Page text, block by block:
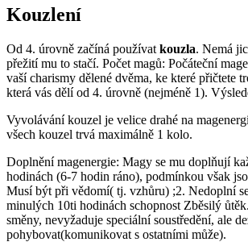
Kouzlení
Od 4. úrovně začíná používat kouzla. Nemá
přežití mu to stačí. Počet magů: Počáteční
vaší charismy dělené dvěma, ke které přičtete
která vás dělí od 4. úrovně (nejméně 1).
Vyvolávání kouzel je velice drahé na
všech kouzel trvá maximálně 1 kolo.
Doplnění magenergie: Magy se mu doplňují
hodinách (6-7 hodin ráno), podmínkou však
Musí být při vědomí( tj. vzhůru) ;2. Nedoplní
minulých 10ti hodinách schopnost Zběsilý
směny, nevyžaduje speciální soustředění, ale
pohybovat(komunikovat s ostatními může).